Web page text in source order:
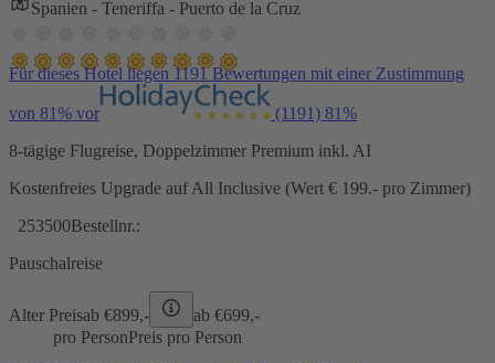
Spanien - Teneriffa - Puerto de la Cruz
Für dieses Hotel liegen 1191 Bewertungen mit einer Zustimmung
von 81% vor (1191) 81%
8-tägige Flugreise, Doppelzimmer Premium inkl. AI
Kostenfreies Upgrade auf All Inclusive (Wert € 199.- pro Zimmer)
253500Bestellnr.:
Pauschalreise
Alter Preisab €899,- ab €699,-
pro PersonPreis pro Person